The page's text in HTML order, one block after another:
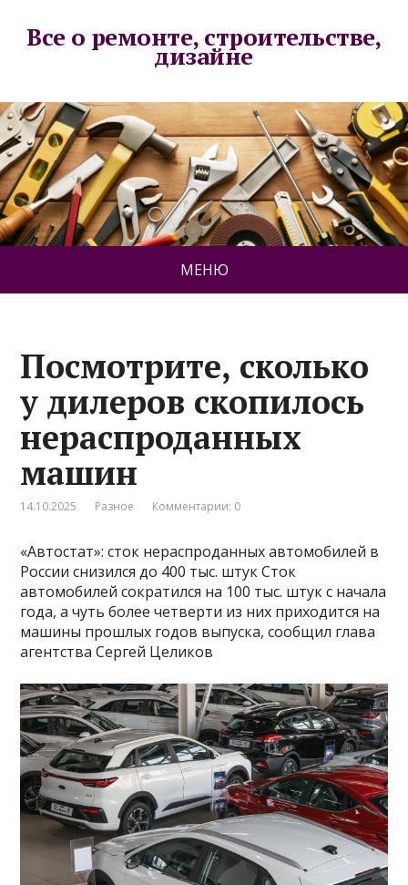
Все о ремонте, строительстве,
дизайне
МЕНЮ
Посмотрите, сколько
у дилеров скопилось
нераспроданных
машин
14.10.2025 Разное Комментарии: 0
«Автостат»: сток нераспроданных автомобилей в
России снизился до 400 тыс. штук Сток
автомобилей сократился на 100 тыс. штук с начала
года, а чуть более четверти из них приходится на
машины прошлых годов выпуска, сообщил глава
агентства Сергей Целиков